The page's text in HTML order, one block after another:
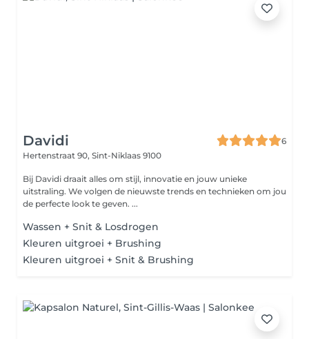
Davidi
6
Hertenstraat 90, Sint-Niklaas 9100
Bij Davidi draait alles om stijl, innovatie en jouw unieke
uitstraling. We volgen de nieuwste trends en technieken om jou
de perfecte look te geven. ...
Wassen + Snit & Losdrogen
Kleuren uitgroei + Brushing
Kleuren uitgroei + Snit & Brushing